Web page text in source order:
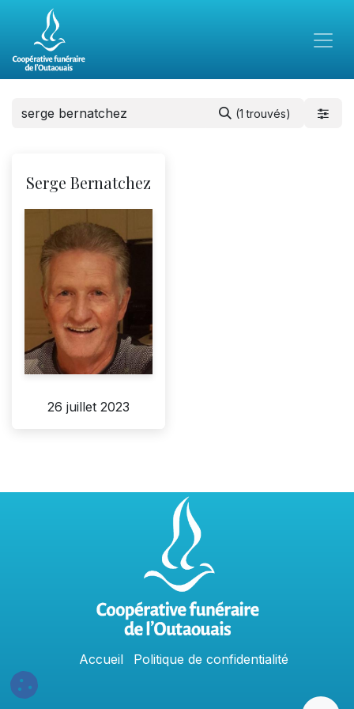
(1 trouvés)
Serge Bernatchez
26 juillet 2023
Accue​il Politique​​ de confidentialit​é